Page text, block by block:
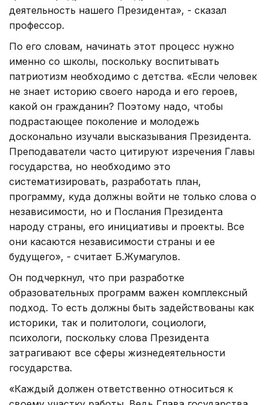
деятельность нашего Президента», - сказал
профессор.
По его словам, начинать этот процесс нужно
именно со школы, поскольку воспитывать
патриотизм необходимо с детства. «Если человек
не знает историю своего народа и его героев,
какой он гражданин? Поэтому надо, чтобы
подрастающее поколение и молодежь
досконально изучали высказывания Президента.
Преподаватели часто цитируют изречения Главы
государства, но необходимо это
систематизировать, разработать план,
программу, куда должны войти не только слова о
независимости, но и Послания Президента
народу страны, его инициативы и проекты. Все
они касаются независимости страны и ее
будущего», - считает Б.Жумагулов.
Он подчеркнул, что при разработке
образовательных программ важен комплексный
подход. То есть должны быть задействованы как
историки, так и политологи, социологи,
психологи, поскольку слова Президента
затрагивают все сферы жизнедеятельности
государства.
«Каждый должен ответственно относиться к